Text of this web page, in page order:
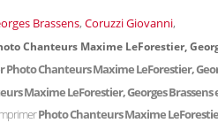
Brassens, Coruzzi Giovanni,
Chanteurs Maxime LeForestier,
Photo Chanteurs Maxime LeForestier,
Maxime LeForestier, Georges
Photo Chanteurs Maxime